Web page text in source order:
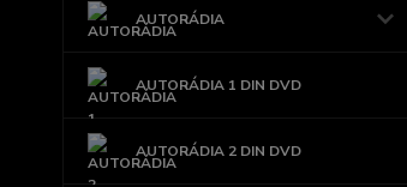
AUTORÁDIA
AUTORÁDIA 1 DIN DVD
AUTORÁDIA 2 DIN DVD